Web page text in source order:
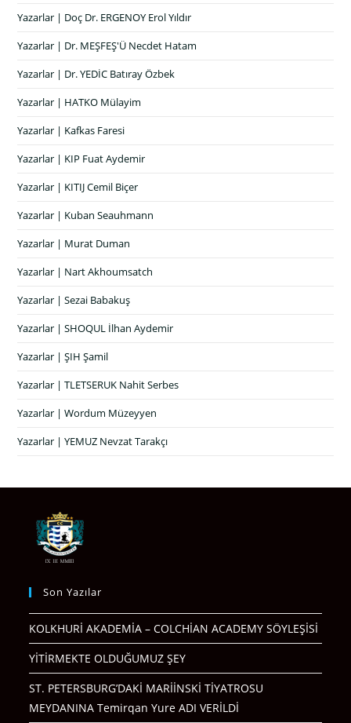
Yazarlar | Doç Dr. ERGENOY Erol Yıldır
Yazarlar | Dr. MEŞFEŞ'Ü Necdet Hatam
Yazarlar | Dr. YEDİC Batıray Özbek
Yazarlar | HATKO Mülayim
Yazarlar | Kafkas Faresi
Yazarlar | KIP Fuat Aydemir
Yazarlar | KITIJ Cemil Biçer
Yazarlar | Kuban Seauhmann
Yazarlar | Murat Duman
Yazarlar | Nart Akhoumsatch
Yazarlar | Sezai Babakuş
Yazarlar | SHOQUL İlhan Aydemir
Yazarlar | ŞIH Şamil
Yazarlar | TLETSERUK Nahit Serbes
Yazarlar | Wordum Müzeyyen
Yazarlar | YEMUZ Nevzat Tarakçı
Son Yazılar
KOLKHURİ AKADEMİA – COLCHİAN ACADEMY SÖYLEŞİSİ
YİTİRMEKTE OLDUĞUMUZ ŞEY
ST. PETERSBURG’DAKİ MARİİNSKİ TİYATROSU
MEYDANINA Temirqan Yure ADI VERİLDİ